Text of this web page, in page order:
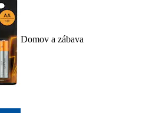
Domov a zábava